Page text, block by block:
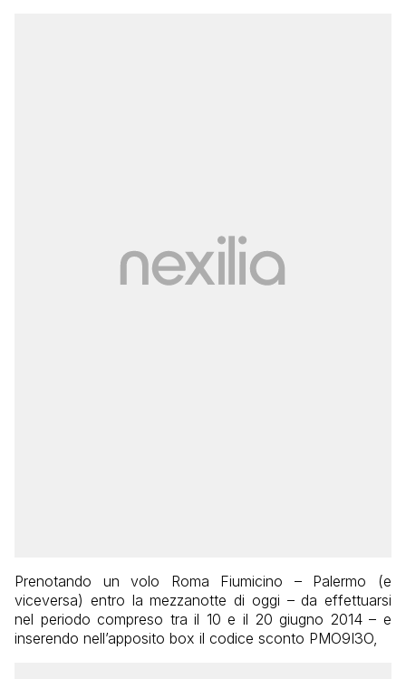
Prenotando un volo Roma Fiumicino – Palermo (e
viceversa) entro la mezzanotte di oggi – da effettuarsi
nel periodo compreso tra il 10 e il 20 giugno 2014 – e
inserendo nell’apposito box il codice sconto PMO9I3O,